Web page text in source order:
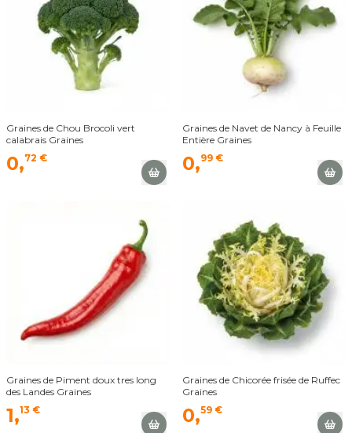
Graines de Chou Brocoli vert
calabrais Graines
0,72 €
Graines de Navet de Nancy à Feuille
Entière Graines
0,99 €
Graines de Piment doux tres long
des Landes Graines
1,13 €
Graines de Chicorée frisée de Ruffec
Graines
0,59 €